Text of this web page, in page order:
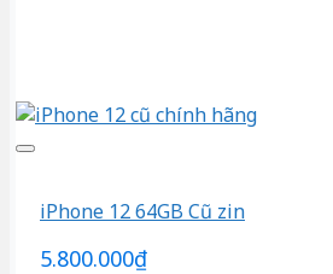
iPhone 12 64GB Cũ zin
5.800.000₫